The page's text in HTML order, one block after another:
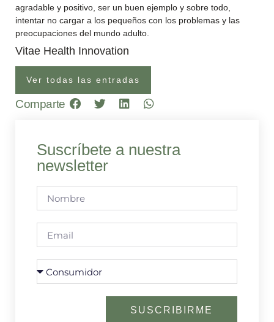
agradable y positivo, ser un buen ejemplo y sobre todo,
intentar no cargar a los pequeños con los problemas y las
preocupaciones del mundo adulto.
Vitae Health Innovation
Ver todas las entradas
Comparte
Suscríbete a nuestra
newsletter
SUSCRIBIRME